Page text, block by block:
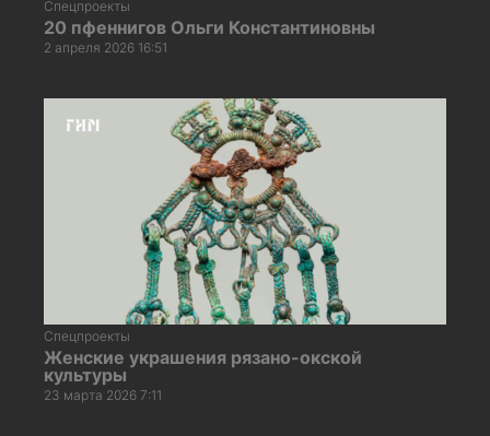
Спецпроекты
20 пфеннигов Ольги Константиновны
2 апреля 2026 16:51
Спецпроекты
Женские украшения рязано-окской
культуры
23 марта 2026 7:11